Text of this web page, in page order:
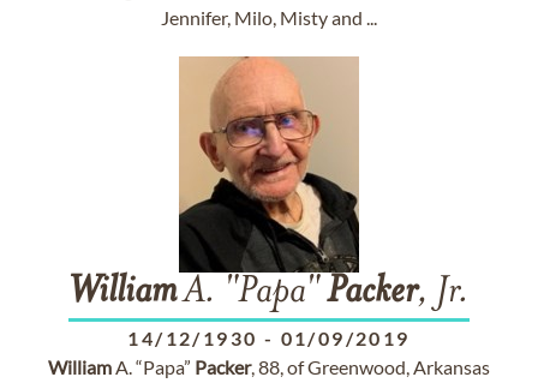
Jennifer, Milo, Misty and ...
WilliamA. "Papa"Packer, Jr.
14/12/1930 - 01/09/2019
WilliamA. “Papa” Packer, 88, of Greenwood, Arkansas